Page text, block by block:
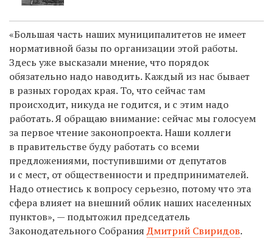
«Большая часть наших муниципалитетов не имеет
нормативной базы по организации этой работы.
Здесь уже высказали мнение, что порядок
обязательно надо наводить. Каждый из нас бывает
в разных городах края. То, что сейчас там
происходит, никуда не годится, и с этим надо
работать. Я обращаю внимание: сейчас мы голосуем
за первое чтение законопроекта. Наши коллеги
в правительстве буду работать со всеми
предложениями, поступившими от депутатов
и с мест, от общественности и предпринимателей.
Надо отнестись к вопросу серьезно, потому что эта
сфера влияет на внешний облик наших населенных
пунктов», — подытожил председатель
Законодательного СобранияДмитрий Свиридов.